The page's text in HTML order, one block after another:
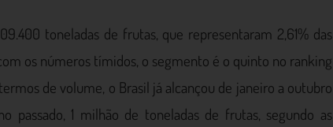
toneladas de frutas, que representaram 2,61% das
os números tímidos, o segmento é o quinto no ranking
de volume, o Brasil já alcançou de janeiro a outubro
1 milhão de toneladas de frutas, segundo as